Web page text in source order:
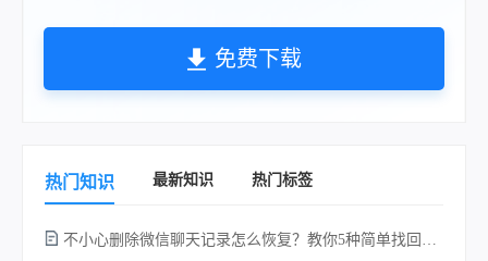
免费下载
热门知识 最新知识 热门标签